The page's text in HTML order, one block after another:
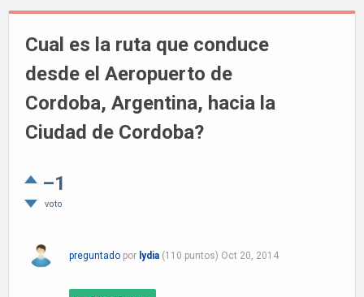
Cual es la ruta que conduce
desde el Aeropuerto de
Cordoba, Argentina, hacia la
Ciudad de Cordoba?
–1
voto
preguntado por lydia (110 puntos) Oct 20, 2014